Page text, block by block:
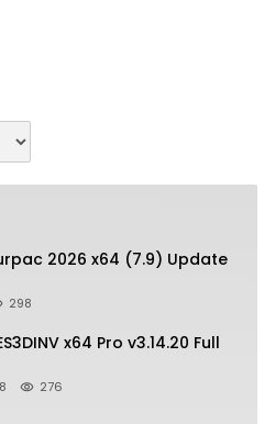
2026 x64 (7.9) Update
298
x64 Pro v3.14.20 Full
276